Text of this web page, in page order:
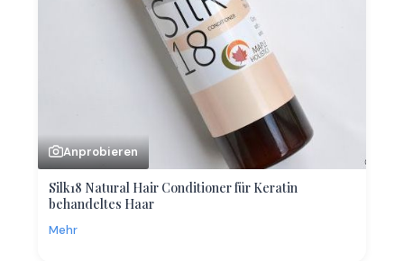
Anprobieren
Silk18 Natural Hair Conditioner für Keratin
behandeltes Haar
Mehr